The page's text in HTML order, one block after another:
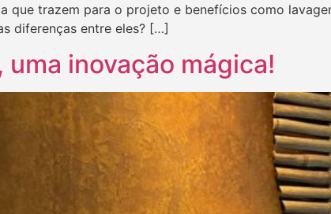
que trazem para o projeto e benefícios como
diferenças entre eles? […]
inovação mágica!